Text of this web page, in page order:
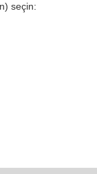
seçin: